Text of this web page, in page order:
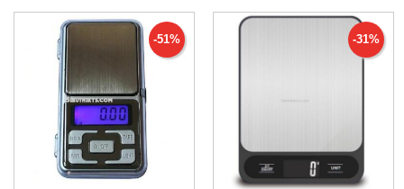
-51% -31%